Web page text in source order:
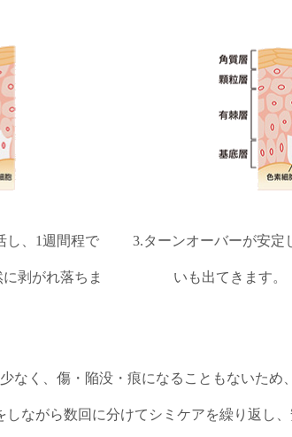
し、1週間程で
剥がれ落ちま
3.ターンオーバーが安定
いも出てきます。
く、傷・陥没・痕になることもないため
ながら数回に分けてシミケアを繰り返し